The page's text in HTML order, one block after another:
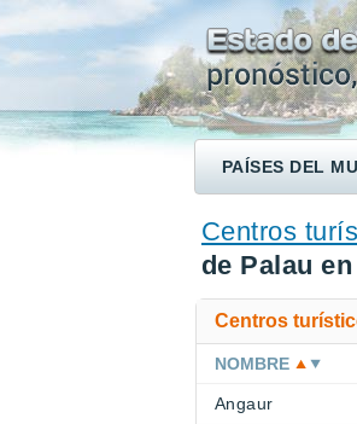
PAÍSES DEL
ENCONTRAR
Centros
de Palau
Centros
NOMBRE
Angaur